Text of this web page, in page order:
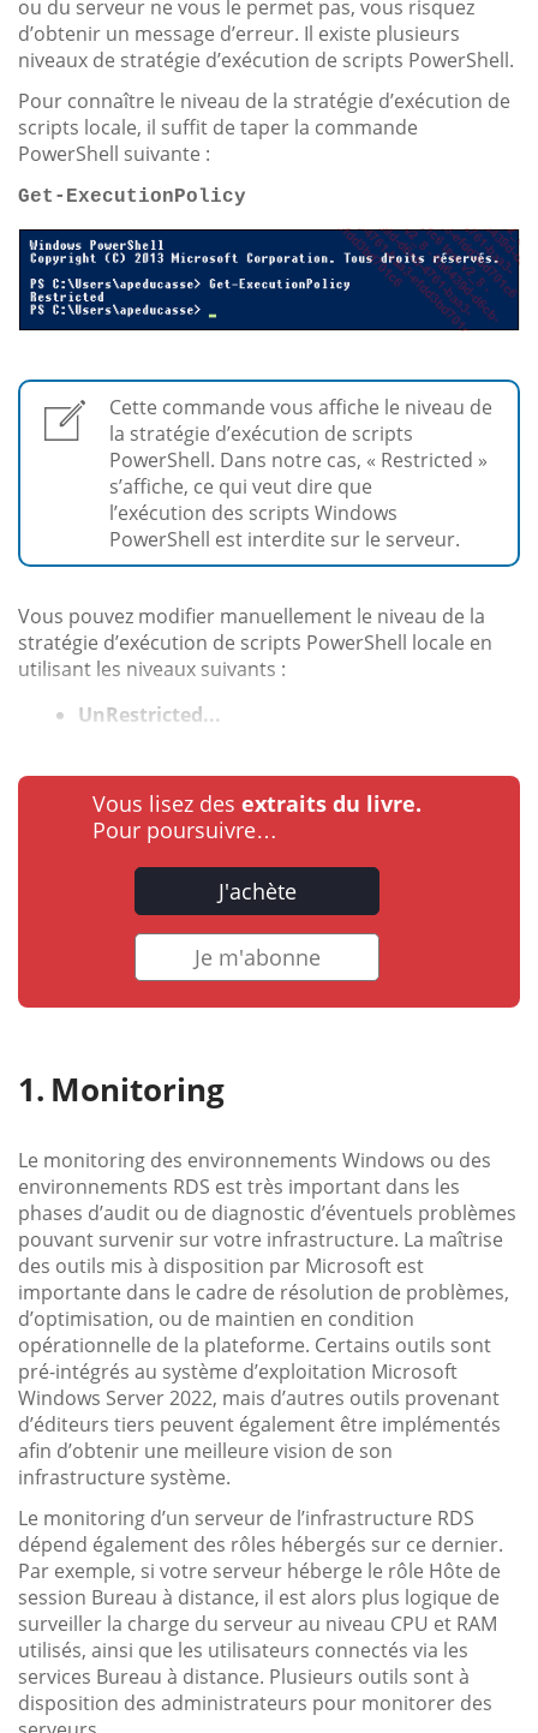
ou du serveur ne vous le permet pas, vous risquez
d’obtenir un message d’erreur. Il existe plusieurs
niveaux de stratégie d’exécution de scripts PowerShell.
Pour connaître le niveau de la stratégie d’exécution de
scripts locale, il suffit de taper la commande
PowerShell suivante :
Get-ExecutionPolicy
Cette commande vous affiche le niveau de
la stratégie d’exécution de scripts
PowerShell. Dans notre cas, « Restricted »
s’affiche, ce qui veut dire que
l’exécution des scripts Windows
PowerShell est interdite sur le serveur.
Vous pouvez modifier manuellement le niveau de la
stratégie d’exécution de scripts PowerShell locale en
utilisant les niveaux suivants :
UnRestricted...
Vous lisez des extraits du livre.
Pour poursuivre…
J'achète
Je m'abonne
Monitoring
Le monitoring des environnements Windows ou des
environnements RDS est très important dans les
phases d’audit ou de diagnostic d’éventuels problèmes
pouvant survenir sur votre infrastructure. La maîtrise
des outils mis à disposition par Microsoft est
importante dans le cadre de résolution de problèmes,
d’optimisation, ou de maintien en condition
opérationnelle de la plateforme. Certains outils sont
pré-intégrés au système d’exploitation Microsoft
Windows Server 2022, mais d’autres outils provenant
d’éditeurs tiers peuvent également être implémentés
afin d’obtenir une meilleure vision de son
infrastructure système.
Le monitoring d’un serveur de l’infrastructure RDS
dépend également des rôles hébergés sur ce dernier.
Par exemple, si votre serveur héberge le rôle Hôte de
session Bureau à distance, il est alors plus logique de
surveiller la charge du serveur au niveau CPU et RAM
utilisés, ainsi que les utilisateurs connectés via les
services Bureau à distance. Plusieurs outils sont à
disposition des administrateurs pour monitorer des